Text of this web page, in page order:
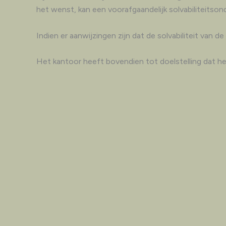
het wenst, kan een voorafgaandelijk
Indien er aanwijzingen zijn dat de solvabiliteit van
Het kantoor heeft bovendien tot doelstelling dat